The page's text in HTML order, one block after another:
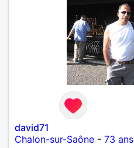
david71
Chalon-sur-Saône - 73 ans